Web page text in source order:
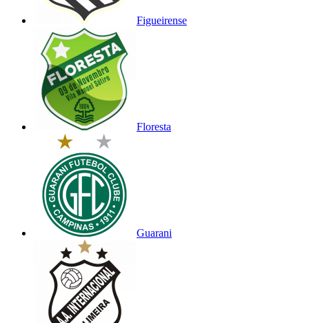
Figueirense
Floresta
Guarani